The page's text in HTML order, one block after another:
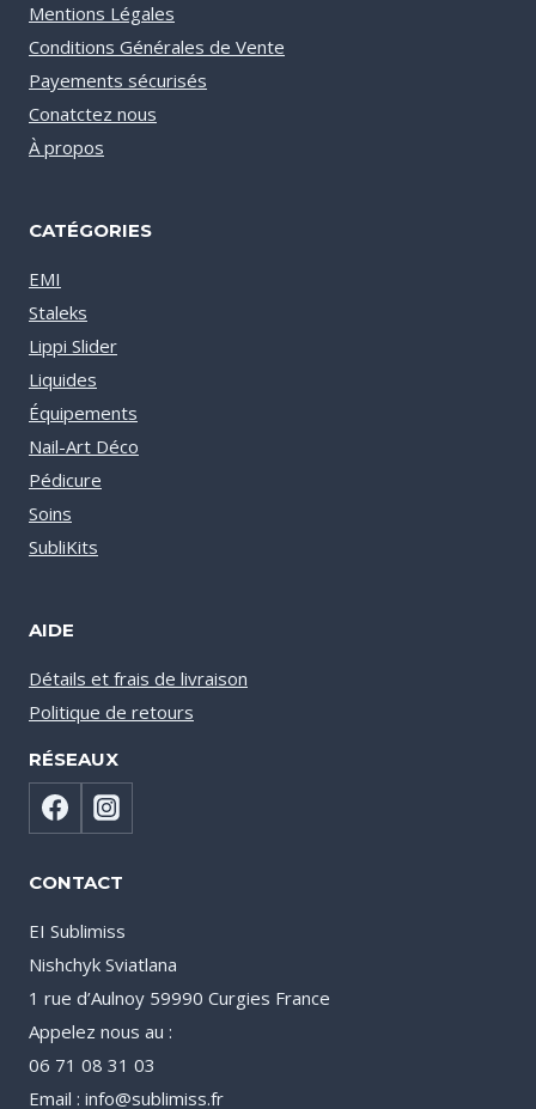
Mentions Légales
Conditions Générales de Vente
Payements sécurisés
Conatctez nous
À propos
CATÉGORIES
EMI
Staleks
Lippi Slider
Liquides
Équipements
Nail-Art Déco
Pédicure
Soins
SubliKits
AIDE
Détails et frais de livraison
Politique de retours
RÉSEAUX
CONTACT
EI Sublimiss
Nishchyk Sviatlana
1 rue d’Aulnoy 59990 Curgies France
Appelez nous au :
06 71 08 31 03
Email : info@sublimiss.fr